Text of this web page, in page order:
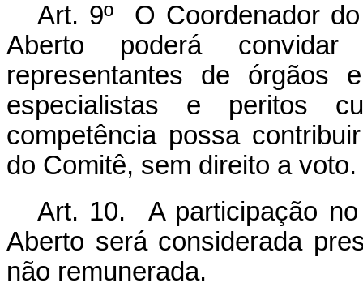
Art. 9º O Coordenador
Aberto poderá
representantes de órgãos
especialistas e peritos
competência possa
do Comitê, sem direito a voto.
Art. 10. A participação no
Aberto será considerada
não remunerada.